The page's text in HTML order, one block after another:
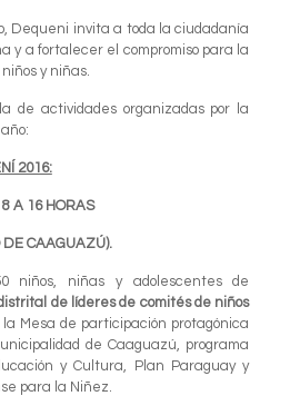
Dequeni invita a toda la ciudadanía
y a fortalecer el compromiso para la
y niñas.
de actividades organizadas por la
2016:
A 16 HORAS
DE CAAGUAZÚ).
niños, niñas y adolescentes de
de líderes de comités de niños
la Mesa de participación protagónica
de Caaguazú, programa
y Cultura, Plan Paraguay y
para la Niñez.